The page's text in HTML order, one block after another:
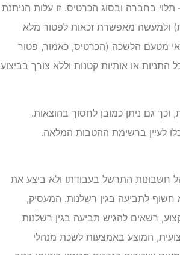
בין 10 ל-22 שקלים לחודש – תלוי בחברה ובסוג הכרטיס. זו עלות הניתנת
ולמעשה מאפשרת זכאות לפטור מלא
מטעם הלשכה (הכרטיס, כאמור, פטור
או אותיות קטנות וללא צורך בביצוע
וכך גם ניתן כמובן לחסוך בהוצאות.
לעיין ברשימת ההטבות המלאה.
חשבונות התרשל בעבודתו ולא ביצע את
חשוף לתביעה בגין רשלנות. המעסיק,
רשאים להגיש תביעה בגין רשלנות
המוצע באמצעות לשכת מנהלי